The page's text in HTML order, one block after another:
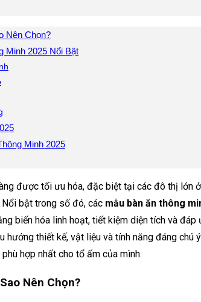
Nên Chọn?
Minh 2025 Nổi Bật
Minh 2025
được tối ưu hóa, đặc biệt tại các đô thị lớn
bật trong số đó, các mẫu bàn ăn thông
biến hóa linh hoạt, tiết kiệm diện tích và
hướng thiết kế, vật liệu và tính năng đáng chú
hợp nhất cho tổ ấm của mình.
Nên Chọn?